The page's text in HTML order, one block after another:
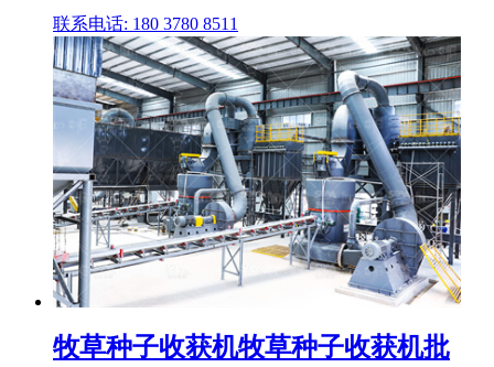
联系电话: 180 3780 8511
牧草种子收获机牧草种子收获机批